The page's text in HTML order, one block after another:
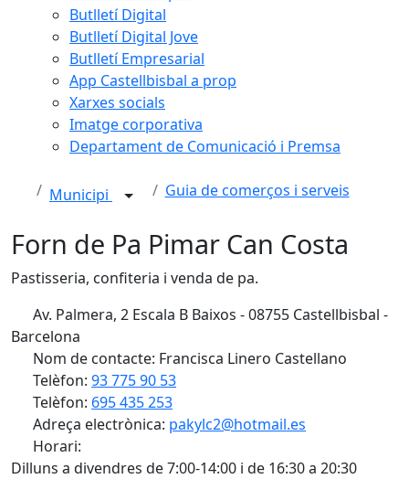
Butlletí Digital
Butlletí Digital Jove
Butlletí Empresarial
App Castellbisbal a prop
Xarxes socials
Imatge corporativa
Departament de Comunicació i Premsa
Municipi Guia de comerços i serveis
Forn de Pa Pimar Can Costa
Pastisseria, confiteria i venda de pa.
Av. Palmera, 2 Escala B Baixos - 08755 Castellbisbal -
Barcelona
Nom de contacte: Francisca Linero Castellano
Telèfon: 93 775 90 53
Telèfon: 695 435 253
Adreça electrònica: pakylc2@hotmail.es
Horari:
Dilluns a divendres de 7:00-14:00 i de 16:30 a 20:30